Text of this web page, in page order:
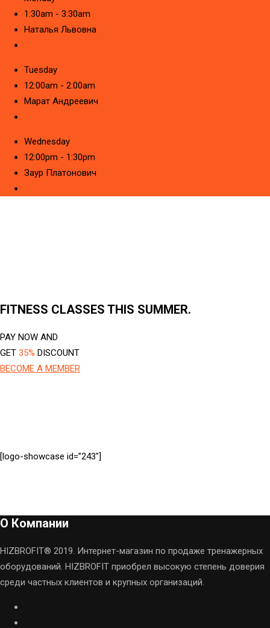
1:30am - 3:30am
Наталья Львовна
Tuesday
12:00am - 2:00am
Марат Андреевич
Wednesday
12:00pm - 1:30pm
Заур Платонович
FITNESS CLASSES THIS SUMMER.
PAY NOW AND
GET 35% DISCOUNT
BECOME A MEMBER
[logo-showcase id=”243″]
О Компании
HIZBROFIT® 2019. Интернет-магазин по продаже тренажерных
оборудований. HIZBROFIT приобрел высокую степень доверия
среди частных клиентов и крупных организаций.